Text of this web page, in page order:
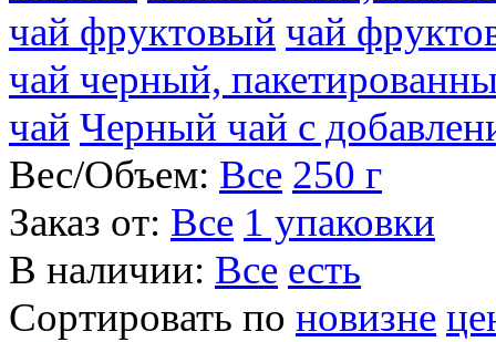
чай фруктовый чай
чай черный,
чай Черный чай с
Вес/Объем: Все 250 г
Заказ от: Все 1 упаковки
В наличии: Все есть
Сортировать по новизне